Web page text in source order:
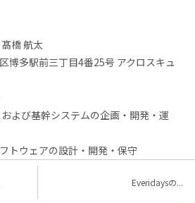
橋 航太
博多駅前三丁目4番25号 アクロスキュ
よび基幹システムの企画・開発・運
トウェアの設計・開発・保守
Everidaysの...